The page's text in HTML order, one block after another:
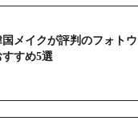
メイクが評判のフォトウ
すめ5選